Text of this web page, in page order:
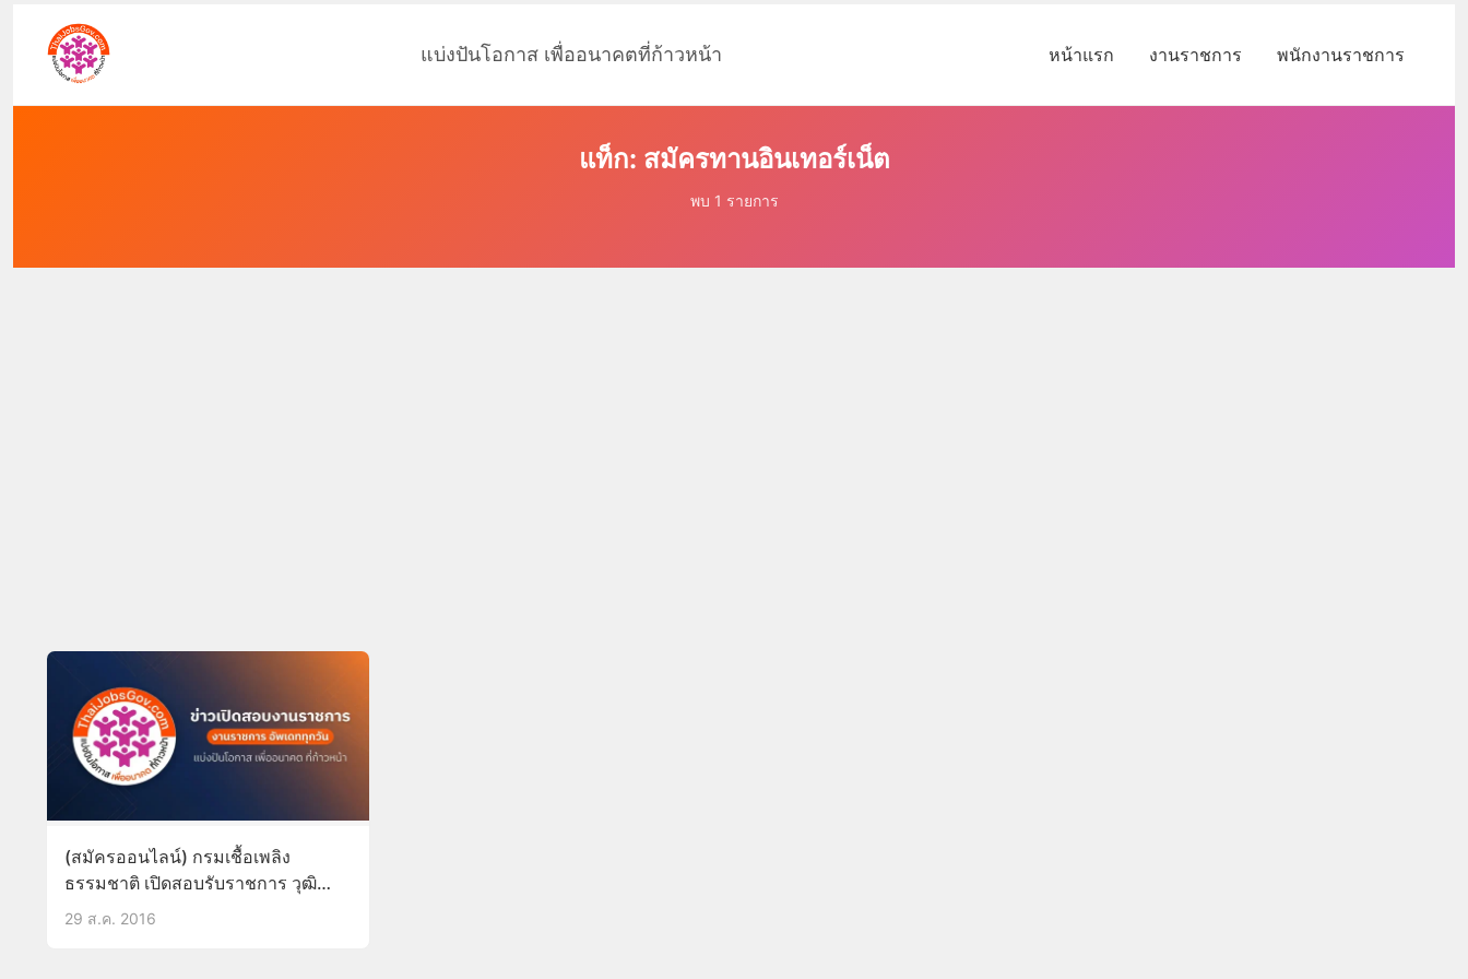
แบ่งปันโอกาส เพื่ออนาคตที่ก้าวหน้า หน้าแรก งานราชการ พนักงานราชการ
แท็ก: สมัครทานอินเทอร์เน็ต
พบ 1 รายการ
(สมัครออนไลน์) กรมเชื้อเพลิง
ธรรมชาติ เปิดสอบรับราชการ วุฒิ
ป.ตรี รับสมัคร5-23ก.ย.59
29 ส.ค. 2016